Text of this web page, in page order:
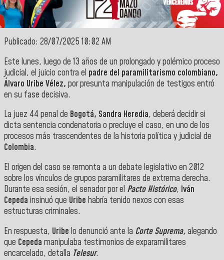
Publicado: 28/07/2025 10:02 AM
Este lunes, luego de 13 años de un prolongado y polémico proceso
judicial, el juicio contra el padre del paramilitarismo colombiano,
Álvaro Uribe Vélez, por presunta manipulación de testigos entró
en su fase decisiva.
La juez 44 penal de Bogotá, Sandra Heredia, deberá decidir si
dicta sentencia condenatoria o precluye el caso, en uno de los
procesos más trascendentes de la historia política y judicial de
Colombia.
El origen del caso se remonta a un debate legislativo en 2012
sobre los vínculos de grupos paramilitares de extrema derecha.
Durante esa sesión, el senador por el Pacto Histórico, Iván
Cepeda insinuó que Uribe habría tenido nexos con esas
estructuras criminales.
En respuesta, Uribe lo denunció ante la Corte Suprema, alegando
que Cepeda manipulaba testimonios de exparamilitares
encarcelado, detalla Telesur.